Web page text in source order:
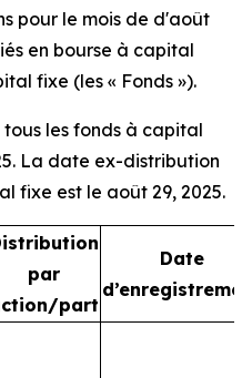
pour le mois de d'août
en bourse à capital
fixe (les « Fonds »).
les fonds à capital
La date ex-distribution
fixe est le août 29, 2025.
par
part
Date